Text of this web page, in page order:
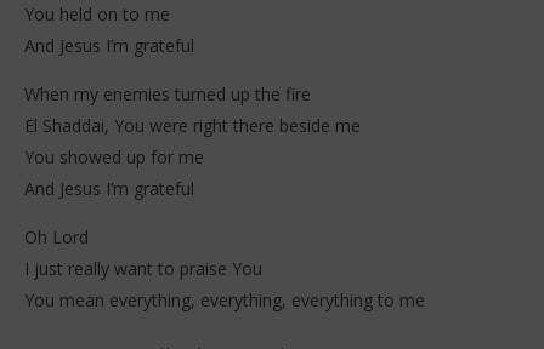
You held on to me
And Jesus I’m grateful
When my enemies turned up the fire
El Shaddai, You were right there beside me
You showed up for me
And Jesus I’m grateful
Oh Lord
I just really want to praise You
You mean everything, everything, everything to me